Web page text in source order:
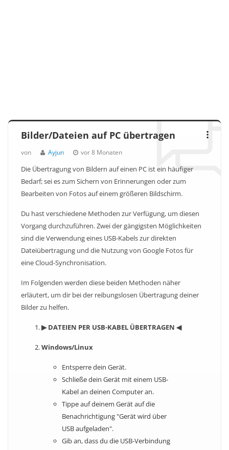
Bilder/Dateien auf PC übertragen
von Ayjun vor 8 Monaten
Die Übertragung von Bildern auf einen PC ist ein häufiger
Bedarf; sei es zum Sichern von Erinnerungen oder zum
Bearbeiten von Fotos auf einem größeren Bildschirm.
Du hast verschiedene Methoden zur Verfügung, um diesen
Vorgang durchzuführen. Zwei der gängigsten Möglichkeiten
sind die Verwendung eines USB-Kabels zur direkten
Dateiübertragung und die Nutzung von Google Fotos für
eine Cloud-Synchronisation.
Im Folgenden werden diese beiden Methoden näher
erläutert, um dir bei der reibungslosen Übertragung deiner
Bilder zu helfen.
▶ DATEIEN PER USB-KABEL ÜBERTRAGEN ◀
Windows/Linux
Entsperre dein Gerät.
Schließe dein Gerät mit einem USB-
Kabel an deinen Computer an.
Tippe auf deinem Gerät auf die
Benachrichtigung "Gerät wird über
USB aufgeladen".
Gib an, dass du die USB-Verbindung